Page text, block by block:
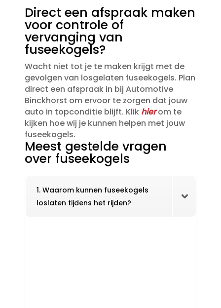
Direct een afspraak maken
voor controle of
vervanging van
fuseekogels?
Wacht niet tot je te maken krijgt met de
gevolgen van losgelaten fuseekogels.​ Plan
direct een afspraak in bij Automotive
Binckhorst om ervoor te zorgen dat jouw
auto in topconditie blijft.​ Klik hierom te
kijken hoe wij je kunnen helpen met jouw
fuseekogels.​
Meest gestelde vragen
over fuseekogels
1. Waarom kunnen fuseekogels
loslaten tijdens het rijden?